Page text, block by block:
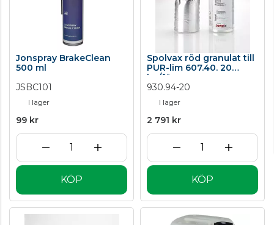
Jonspray BrakeClean
500 ml
JSBC101
I lager
99 kr
KÖP
Spolvax röd granulat till
PUR-lim 607.40. 20
kg/förp.
930.94-20
I lager
2 791 kr
KÖP